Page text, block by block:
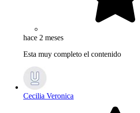
hace 2 meses
Esta muy completo el contenido
Cecilia Veronica